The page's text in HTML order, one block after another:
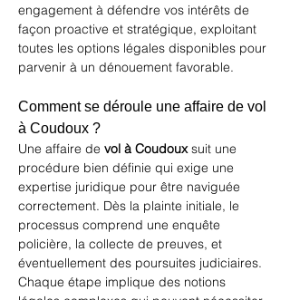
engagement à défendre vos intérêts de
façon proactive et stratégique, exploitant
toutes les options légales disponibles pour
parvenir à un dénouement favorable.
Comment se déroule une affaire de vol
à Coudoux ?
Une affaire de vol à Coudoux suit une
procédure bien définie qui exige une
expertise juridique pour être naviguée
correctement. Dès la plainte initiale, le
processus comprend une enquête
policière, la collecte de preuves, et
éventuellement des poursuites judiciaires.
Chaque étape implique des notions